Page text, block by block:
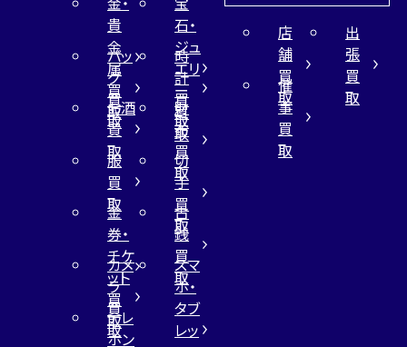
貴
金
属
買
取
石・
ジュ
エリ
ー
買
取
バッ
グ
買
取
時
計
買
取
お酒
買
取
財
布
買
取
服
買
取
切
手
買
取
金
券・
チケ
ット
買
取
古
銭
買
取
カメ
ラ
買
取
スマ
ホ・
タブ
レッ
テレ
ホン
店
舗
買
取
出
張
買
取
催
事
買
取